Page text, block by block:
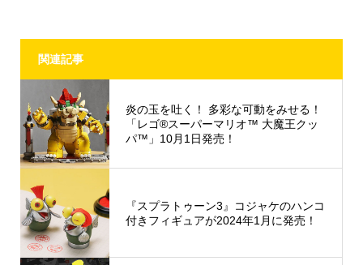
関連記事
炎の玉を吐く！ 多彩な可動をみせる！
「レゴ®スーパーマリオ™ 大魔王クッ
パ™」10月1日発売！
『スプラトゥーン3』コジャケのハンコ
付きフィギュアが2024年1月に発売！